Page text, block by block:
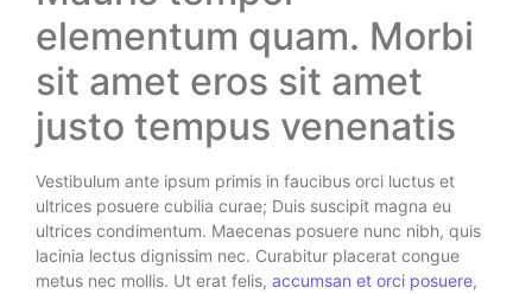
elementum quam. Morbi
sit amet eros sit amet
justo tempus venenatis
Vestibulum ante ipsum primis in faucibus orci luctus et
ultrices posuere cubilia curae; Duis suscipit magna eu
ultrices condimentum. Maecenas posuere nunc nibh, quis
lacinia lectus dignissim nec. Curabitur placerat congue
metus nec mollis. Ut erat felis, accumsan et orci posuere,